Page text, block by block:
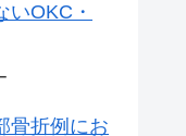
いOKC・
骨折例にお